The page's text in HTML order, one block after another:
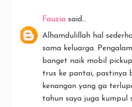
Fauzia said...
Alhamdulillah hal
sama keluarga.
banget naik mobil
trus ke pantai, pastinya
kenangan yang ga
tahun saya juga kumpul